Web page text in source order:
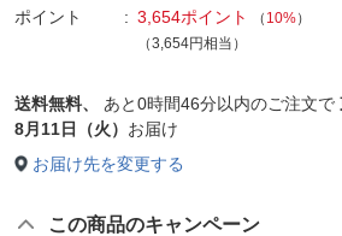
ポイント
3,654ポイント （ 10%）
（3,654円相当）
送料無料、 あと0時間46分以内のご注文で
8月11日（火） お届け
お届け先を変更する
この商品のキャンペーン